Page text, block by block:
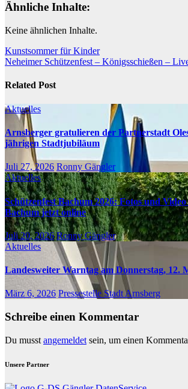
Ähnliche Inhalte:
Keine ähnlichen Inhalte.
Beitragsnavigation
Kunstsommer für Kinder
Neheimer Schützenfest – Königsschießen –
Related Post
Aktuelles
Arnsberger gratulieren der Partnerstadt
jährigen Stadtjubiläum
Juli 27, 2026 Ronny Gängler
Aktuelles
Schützenfest Bachum 2026: Fotos und
Bachum jetzt online
Juli 20, 2026 Ronny Gängler
Aktuelles
Landesweiter Warntag am Donnerstag, 12.
März 6, 2026 Pressestelle Stadt Arnsberg
Schreibe einen Kommentar
Du musst angemeldet sein, um einen
Unsere Partner